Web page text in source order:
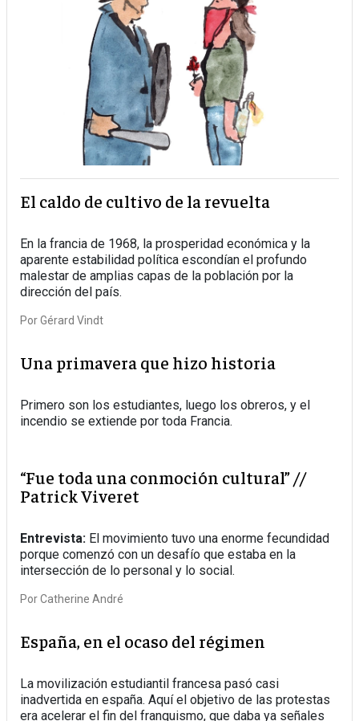
El caldo de cultivo de la revuelta
En la francia de 1968, la prosperidad económica y la
aparente estabilidad política escondían el profundo
malestar de amplias capas de la población por la
dirección del país.
PorGérard Vindt
Una primavera que hizo historia
Primero son los estudiantes, luego los obreros, y el
incendio se extiende por toda Francia.
“Fue toda una conmoción cultural” //
Patrick Viveret
Entrevista: El movimiento tuvo una enorme fecundidad
porque comenzó con un desafío que estaba en la
intersección de lo personal y lo social.
PorCatherine André
España, en el ocaso del régimen
La movilización estudiantil francesa pasó casi
inadvertida en españa. Aquí el objetivo de las protestas
era acelerar el fin del franquismo, que daba ya señales